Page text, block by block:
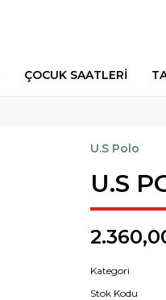
ÇOCUK SAATLERİ
U.S Polo
U.S
Kategori
Stok Kodu